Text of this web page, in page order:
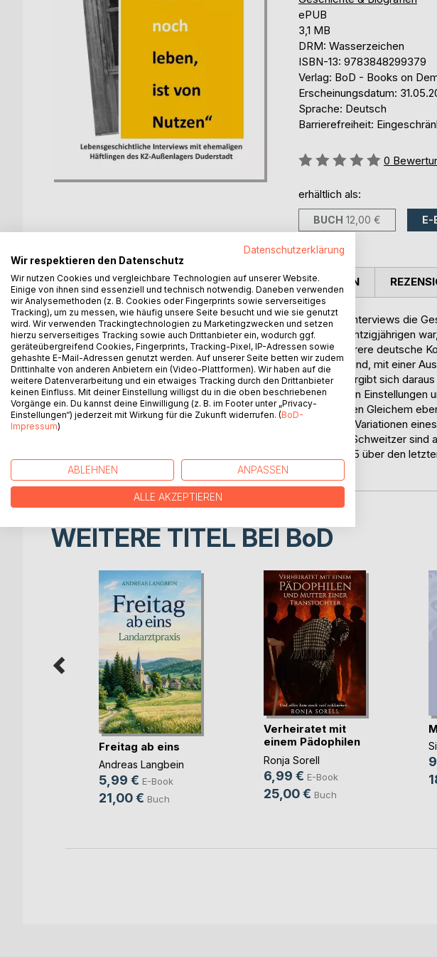
ePUB
3,1 MB
DRM: Wasserzeichen
ISBN-13: 9783848299379
Verlag: BoD - Books on
Erscheinungsdatum:
Sprache: Deutsch
Barrierefreiheit:
Bewertung::
0
erhältlich als:
BUCH 12,00 € E-
BESCHREIBUNG
Sechs Frauen, Zeitzeuginnen des Holocaust, erzählen in Interviews die
unterschiedlich das Schicksal der inzwischen mehr als Achtzigjährigen
ungarisch-jüdischen Familien, ihr Weg 1944/45 durch mehrere deutsche
Belsen, das Außenlager Duderstadt des KZ Buchenwald und, mit einer
nachfolgende Leben mit der Erinnerung daran. Dennoch ergibt sich
und desselben. Das ist bedingt durch die unterschiedlichen Einstellungen
aber auch dadurch, dass sie in denselben KZ-Lagern neben Gleichem
fügen sich im Hinblick auf diese Gemeinsamkeiten sechs Variationen
dichten Gesamtbild. Den Lebenserinnerungen von Marta Schweitzer sind
Aufzeichnungen der damals Siebzehnjährigen im April 1945 über den
beigefügt.
AUTOR/IN PRESSESTIMMEN
WEITERE TITEL BEIBoD
Freitag ab eins
Andreas Langbein
5,99 € E-Book
21,00 € Buch
Verheiratet mit
einem Pädophilen
u(...)
Ronja Sorell
6,99 € E-Book
25,00 € Buch
Datenschutzerklärung
Wir respektieren den Datenschutz
Wir nutzen Cookies und vergleichbare Technologien auf unserer Website.
Einige von ihnen sind essenziell und technisch notwendig. Daneben verwenden
wir Analysemethoden (z. B. Cookies oder Fingerprints sowie serverseitiges
Tracking), um zu messen, wie häufig unsere Seite besucht und wie sie genutzt
wird. Wir verwenden Trackingtechnologien zu Marketingzwecken und setzen
hierzu serverseitiges Tracking sowie auch Drittanbieter ein, wodurch ggf.
geräteübergreifend Cookies, Fingerprints, Tracking-Pixel, IP-Adressen sowie
gehashte E-Mail-Adressen genutzt werden. Auf unserer Seite betten wir zudem
Drittinhalte von anderen Anbietern ein (Video-Plattformen). Wir haben auf die
weitere Datenverarbeitung und ein etwaiges Tracking durch den Drittanbieter
keinen Einfluss. Mit deiner Einstellung willigst du in die oben beschriebenen
Vorgänge ein. Du kannst deine Einwilligung (z. B. im Footer unter „Privacy-
Einstellungen“) jederzeit mit Wirkung für die Zukunft widerrufen. (BoD-
Impressum)
ABLEHNEN ANPASSEN
ALLE AKZEPTIEREN